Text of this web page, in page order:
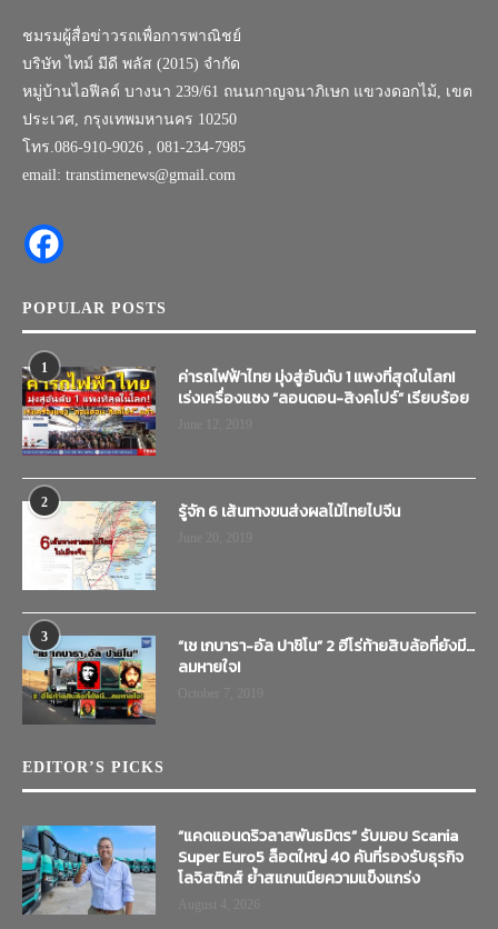
ชมรมผู้สื่อข่าวรถเพื่อการพาณิชย์
บริษัท ไทม์ มีดี พลัส (2015) จำกัด
หมู่บ้านไอฟีลด์ บางนา 239/61 ถนนกาญจนาภิเษก แขวงดอกไม้, เขต
ประเวศ, กรุงเทพมหานคร 10250
โทร.086-910-9026 , 081-234-7985
email: transtimenews@gmail.com
POPULAR POSTS
1
ค่ารถไฟฟ้าไทย มุ่งสู่อันดับ 1 แพงที่สุดในโลก!
เร่งเครื่องแซง “ลอนดอน-สิงคโปร์” เรียบร้อย
2 รู้จัก 6 เส้นทางขนส่งผลไม้ไทยไปจีน
3
“เช เกบารา-อัล ปาชิโน” 2 ฮีโร่ท้ายสิบล้อที่ยังมี…
ลมหายใจ!
EDITOR’S PICKS
“แคดแอนดริวลาสพันธมิตร” รับมอบ Scania
Super Euro5 ล็อตใหญ่ 40 คันที่รองรับธุรกิจ
โลจิสติกส์ ย้ำสแกนเนียความแข็งแกร่ง